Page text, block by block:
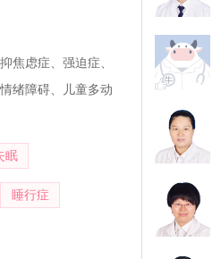
焦虑症、强迫症、
绪障碍、儿童多动
眠
睡行症